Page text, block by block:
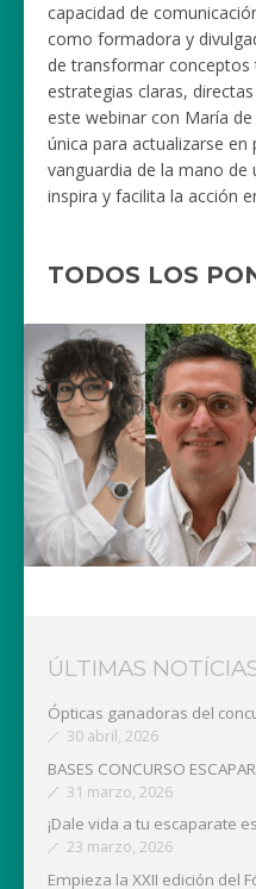
capacidad de
como formadora y
de transformar
estrategias claras,
este webinar con María
única para actualizarse
vanguardia de la mano
inspira y facilita la acción
TODOS LOS
ÚLTIMAS
Ópticas ganadoras del
30 abril, 2026
BASES CONCURSO
31 marzo, 2026
¡Dale vida a tu escaparate
23 marzo, 2026
Empieza la XXII edición del